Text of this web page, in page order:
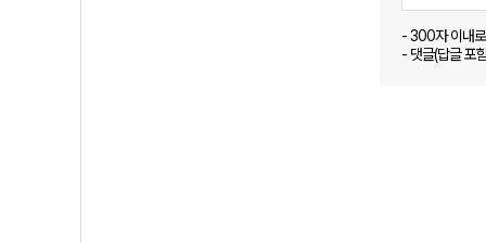
- 300자 이내
- 댓글(답글 포